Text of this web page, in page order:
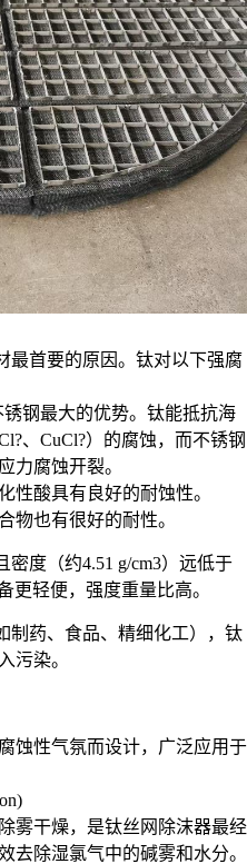
最首要的原因。钛对以下强腐
钢最大的优势。钛能抵抗海
、CuCl?）的腐蚀，而不锈钢
力腐蚀开裂。
性酸具有良好的耐蚀性。
物也有很好的耐性。
度（约4.51 g/cm3）远低于
更轻便，强度重量比高。
制药、食品、精细化工），钛
污染。
蚀性气氛而设计，广泛应用于
雾干燥，是钛丝网除沫器最经
去除湿氯气中的碱雾和水分。